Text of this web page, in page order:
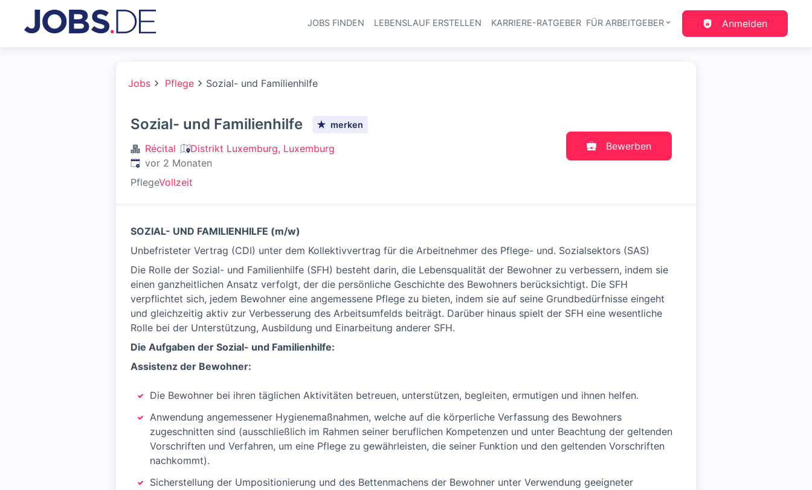
Haupt-Navigation
JOBS FINDEN LEBENSLAUF ERSTELLEN KARRIERE-RATGEBER FÜR ARBEITGEBER Anmelden
Jobs Pflege Sozial- und Familienhilfe
Sozial- und Familienhilfe merken
Récital
Distrikt Luxemburg, Luxemburg
Veröffentlicht:
vor 2 Monaten
PflegeVollzeit
Bewerben
SOZIAL- UND FAMILIENHILFE (m/w)
Unbefristeter Vertrag (CDI) unter dem Kollektivvertrag für die Arbeitnehmer des Pflege- und. Sozialsektors (SAS)
Die Rolle der Sozial- und Familienhilfe (SFH) besteht darin, die Lebensqualität der Bewohner zu verbessern, indem sie
einen ganzheitlichen Ansatz verfolgt, der die persönliche Geschichte des Bewohners berücksichtigt. Die SFH
verpflichtet sich, jedem Bewohner eine angemessene Pflege zu bieten, indem sie auf seine Grundbedürfnisse eingeht
und gleichzeitig aktiv zur Verbesserung des Arbeitsumfelds beiträgt. Darüber hinaus spielt der SFH eine wesentliche
Rolle bei der Unterstützung, Ausbildung und Einarbeitung anderer SFH.
Die Aufgaben der Sozial- und Familienhilfe:
Assistenz der Bewohner:
Die Bewohner bei ihren täglichen Aktivitäten betreuen, unterstützen, begleiten, ermutigen und ihnen helfen.
Anwendung angemessener Hygienemaßnahmen, welche auf die körperliche Verfassung des Bewohners
zugeschnitten sind (ausschließlich im Rahmen seiner beruflichen Kompetenzen und unter Beachtung der geltenden
Vorschriften und Verfahren, um eine Pflege zu gewährleisten, die seiner Funktion und den geltenden Vorschriften
nachkommt).
Sicherstellung der Umpositionierung und des Bettenmachens der Bewohner unter Verwendung geeigneter